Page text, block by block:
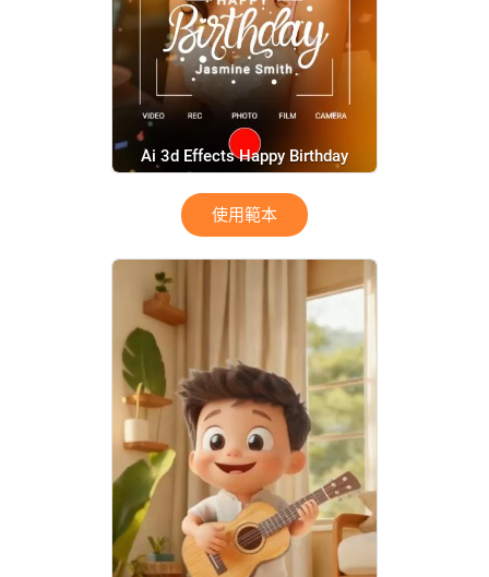
Ai 3d Effects Happy Birthday
Wishes Film Bokeh Tiktok Story
使用範本